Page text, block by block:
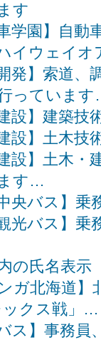
す
車学園】自
ハイウェイ
開発】索道
っていま
建設】建築
建設】土木
設】土木
す…
中央バス】
光バス】
の氏名表示
ンガ北海道
ックス戦」…
バス】事務